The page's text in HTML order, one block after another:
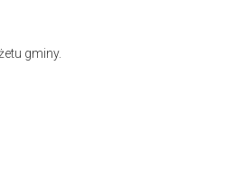
gminy.